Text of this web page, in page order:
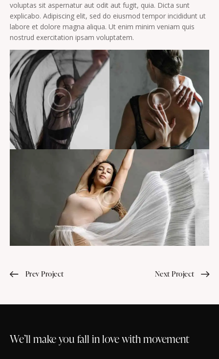
voluptas sit aspernatur aut odit aut fugit, quia. Dicta sunt
explicabo. Adipiscing elit, sed do eiusmod tempor incididunt ut
labore et dolore magna aliqua. Ut enim minim veniam quis
nostrud exercitation ipsam voluptatem.
Prev Project Next Project
We’ll make you fall in love with movement